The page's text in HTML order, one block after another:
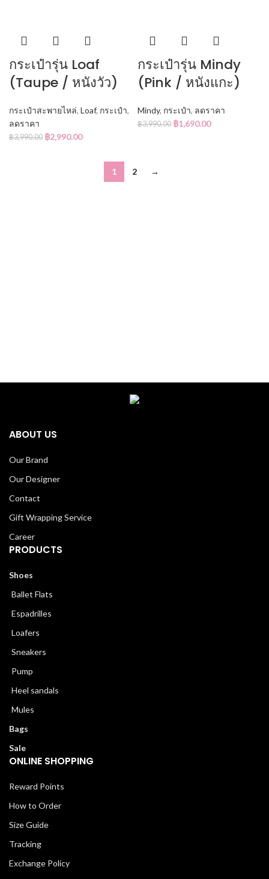
กระเป๋ารุ่น Loaf
(Taupe / หนังวัว)
กระเป๋าสะพายไหล่, Loaf, กระเป๋า,
ลดราคา
฿3,990.00 ฿2,990.00
กระเป๋ารุ่น Mindy
(Pink / หนังแกะ)
Mindy, กระเป๋า, ลดราคา
฿3,990.00 ฿1,690.00
1 2 →
ABOUT US
Our Brand
Our Designer
Contact
Gift Wrapping Service
Career
PRODUCTS
Shoes
Ballet Flats
Espadrilles
Loafers
Sneakers
Pump
Heel sandals
Mules
Bags
Sale
ONLINE SHOPPING
Reward Points
How to Order
Size Guide
Tracking
Exchange Policy